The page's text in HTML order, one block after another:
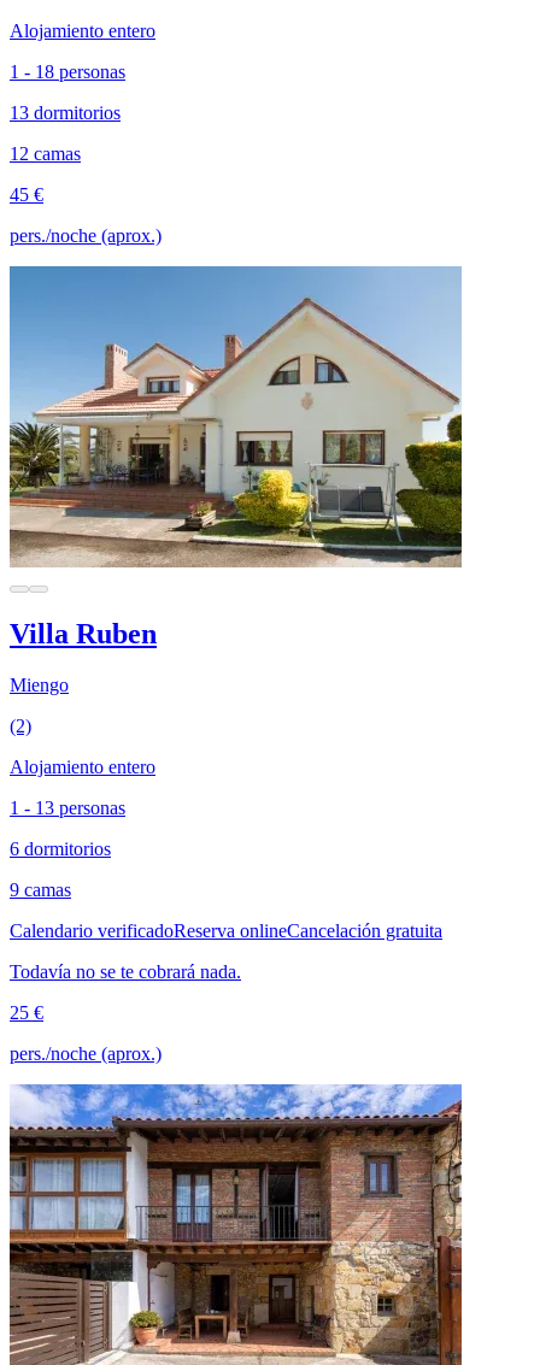
Alojamiento entero
1 - 18 personas
13 dormitorios
12 camas
45 €
pers./noche (aprox.)
Villa Ruben
Miengo
(2)
Alojamiento entero
1 - 13 personas
6 dormitorios
9 camas
Calendario verificadoReserva onlineCancelación gratuita
Todavía no se te cobrará nada.
25 €
pers./noche (aprox.)